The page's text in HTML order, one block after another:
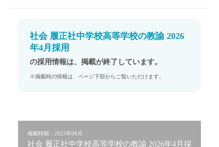
社会 履正社中学校高等学校の教諭 2026
年4月採用
の採用情報は、掲載が終了しています。
※掲載時の情報は、ページ下部からご覧いただけます。
掲載時期：2025年08月
社会 履正社中学校高等学校の教諭 2026年4月採